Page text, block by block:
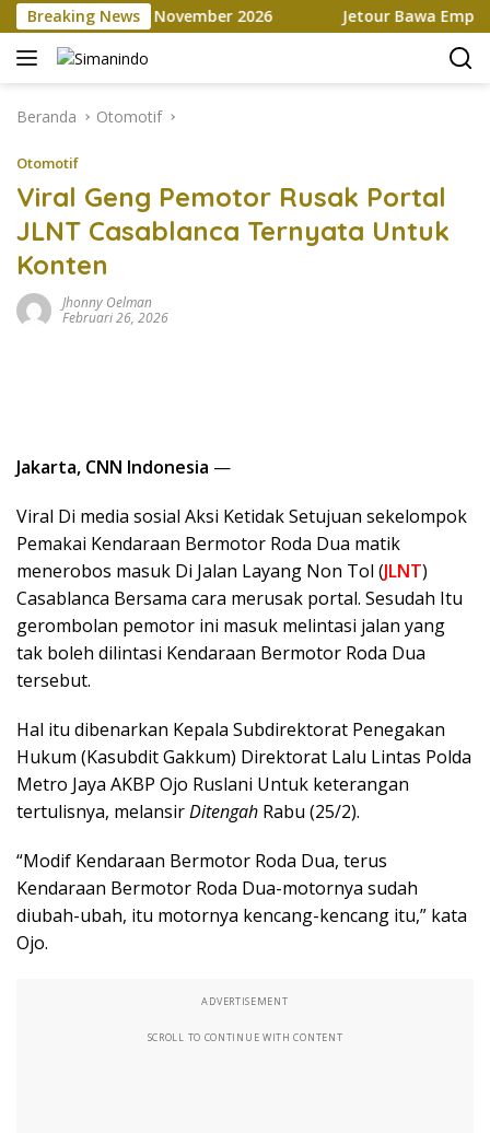
Langsung
ke
konten
Breaking News
hingga November 2026 Jetour Bawa Empat SUV
Beranda Otomotif
Otomotif
Viral Geng Pemotor Rusak Portal
JLNT Casablanca Ternyata Untuk
Konten
Jhonny Oelman
Februari 26, 2026
Jakarta, CNN Indonesia —
Viral Di media sosial Aksi Ketidak Setujuan sekelompok
Pemakai Kendaraan Bermotor Roda Dua matik
menerobos masuk Di Jalan Layang Non Tol (JLNT)
Casablanca Bersama cara merusak portal. Sesudah Itu
gerombolan pemotor ini masuk melintasi jalan yang
tak boleh dilintasi Kendaraan Bermotor Roda Dua
tersebut.
Hal itu dibenarkan Kepala Subdirektorat Penegakan
Hukum (Kasubdit Gakkum) Direktorat Lalu Lintas Polda
Metro Jaya AKBP Ojo Ruslani Untuk keterangan
tertulisnya, melansirDitengah Rabu (25/2).
“Modif Kendaraan Bermotor Roda Dua, terus
Kendaraan Bermotor Roda Dua-motornya sudah
diubah-ubah, itu motornya kencang-kencang itu,” kata
Ojo.
ADVERTISEMENT
SCROLL TO CONTINUE WITH CONTENT